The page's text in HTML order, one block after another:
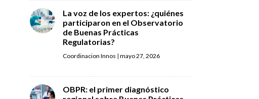
La voz de los expertos: ¿quiénes
participaron en el Observatorio
de Buenas Prácticas
Regulatorias?
Coordinacion Innos | mayo 27, 2026
OBPR: el primer diagnóstico